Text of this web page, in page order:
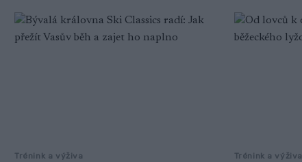
Trénink a výživa Trénink a výživa